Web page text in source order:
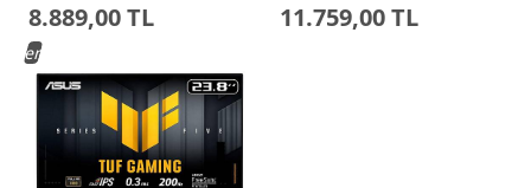
8.889,00 TL 11.759,00 TL
Yeni